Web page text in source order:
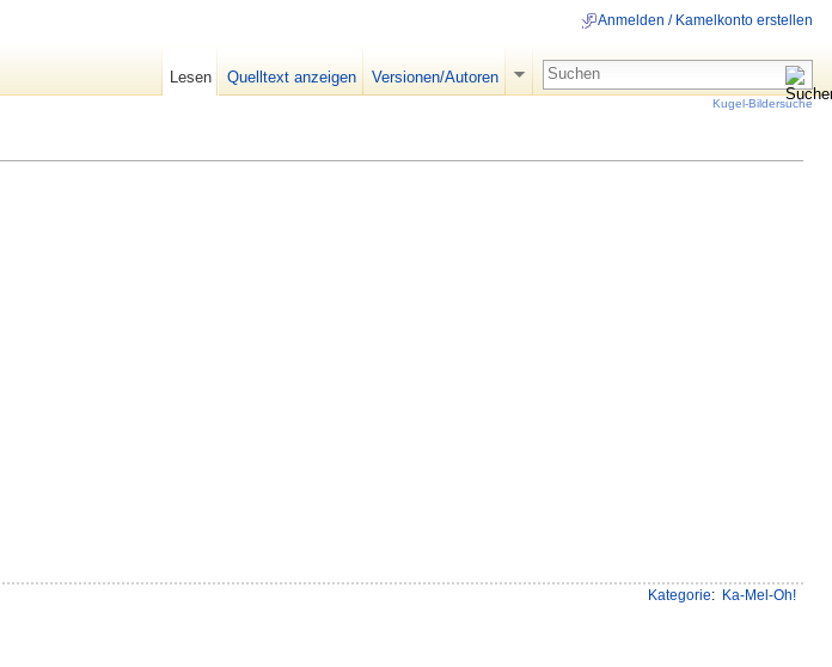
Kategorie: Ka-Mel-Oh!
Anmelden / Kamelkonto erstellen
Lesen Quelltext anzeigen Versionen/Autoren
Kugel-Bildersuche